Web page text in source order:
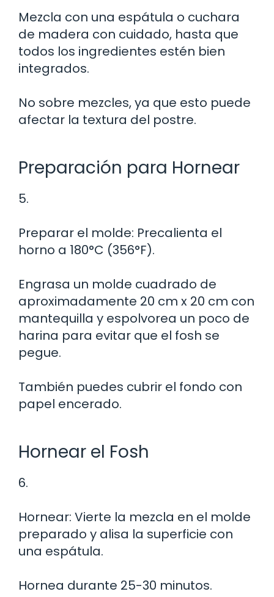
Mezcla con una espátula o cuchara
de madera con cuidado, hasta que
todos los ingredientes estén bien
integrados.
No sobre mezcles, ya que esto puede
afectar la textura del postre.
Preparación para Hornear
5.
Preparar el molde: Precalienta el
horno a 180°C (356°F).
Engrasa un molde cuadrado de
aproximadamente 20 cm x 20 cm con
mantequilla y espolvorea un poco de
harina para evitar que el fosh se
pegue.
También puedes cubrir el fondo con
papel encerado.
Hornear el Fosh
6.
Hornear: Vierte la mezcla en el molde
preparado y alisa la superficie con
una espátula.
Hornea durante 25-30 minutos.